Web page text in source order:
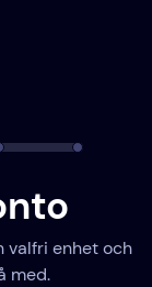
valfri enhet och
med.